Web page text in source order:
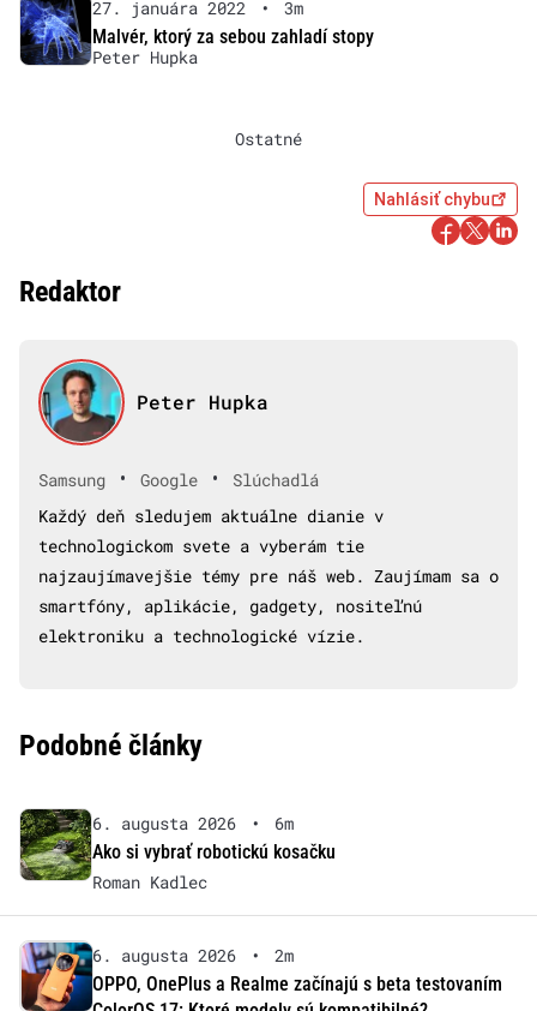
27. januára 2022 •
3m
Malvér, ktorý za sebou zahladí stopy
Peter Hupka
Ostatné
Nahlásiť chybu
Redaktor
Peter Hupka
Samsung • Google •
Slúchadlá
Každý deň sledujem aktuálne dianie v
technologickom svete a vyberám tie
najzaujímavejšie témy pre náš web. Zaujímam sa o
smartfóny, aplikácie, gadgety, nositeľnú
elektroniku a technologické vízie.
Podobné články
6. augusta 2026 •
6m
Ako si vybrať robotickú kosačku
Roman Kadlec
6. augusta 2026 •
2m
OPPO, OnePlus a Realme začínajú s beta testovaním